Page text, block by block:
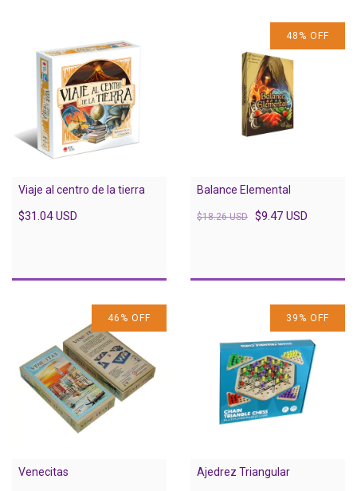
Viaje al centro de la tierra
$31.04 USD
48 % OFF
Balance Elemental
$18.26 USD $9.47 USD
46 % OFF
Venecitas
39 % OFF
Ajedrez Triangular